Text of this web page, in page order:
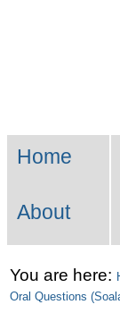
Skip
to
Search…
Home
About
You are here:
Oral Questions